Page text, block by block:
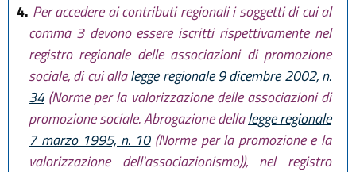
4. Per accedere ai contributi regionali i soggetti di cui al
comma 3 devono essere iscritti rispettivamente nel
registro regionale delle associazioni di promozione
sociale, di cui allalegge regionale 9 dicembre 2002, n.
34 (Norme per la valorizzazione delle associazioni di
promozione sociale. Abrogazione dellalegge regionale
7 marzo 1995, n. 10(Norme per la promozione e la
valorizzazione dell'associazionismo)), nel registro